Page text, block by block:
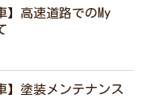
】高速道路でのMy
】塗装メンテナンス